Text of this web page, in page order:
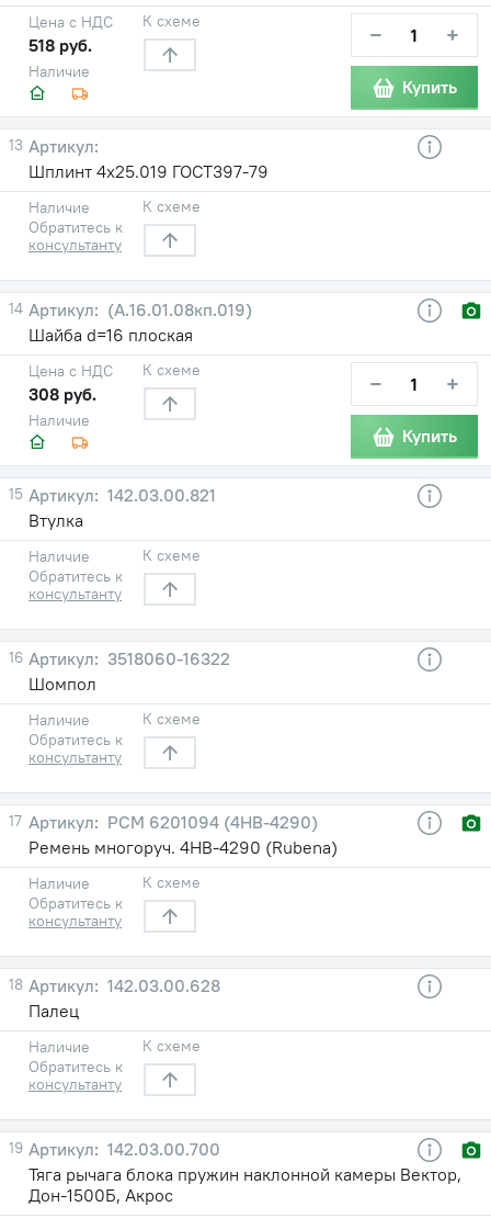
Наличие
Цена с НДС
518 руб.
К схеме − +
Купить
13
Шплинт 4x25.019 ГОСТ397-79
Наличие
Обратитесь к
консультанту
К схеме
14
(А.16.01.08кп.019)
Шайба d=16 плоская
Наличие
Цена с НДС
308 руб.
К схеме − +
Купить
15
142.03.00.821
Втулка
Наличие
Обратитесь к
консультанту
К схеме
16
3518060-16322
Шомпол
Наличие
Обратитесь к
консультанту
К схеме
17
РСМ 6201094 (4НВ-4290)
Ремень многоруч. 4НВ-4290 (Rubena)
Наличие
Обратитесь к
консультанту
К схеме
18
142.03.00.628
Палец
Наличие
Обратитесь к
консультанту
К схеме
19
142.03.00.700
Тяга рычага блока пружин наклонной камеры Вектор,
Дон-1500Б, Акрос